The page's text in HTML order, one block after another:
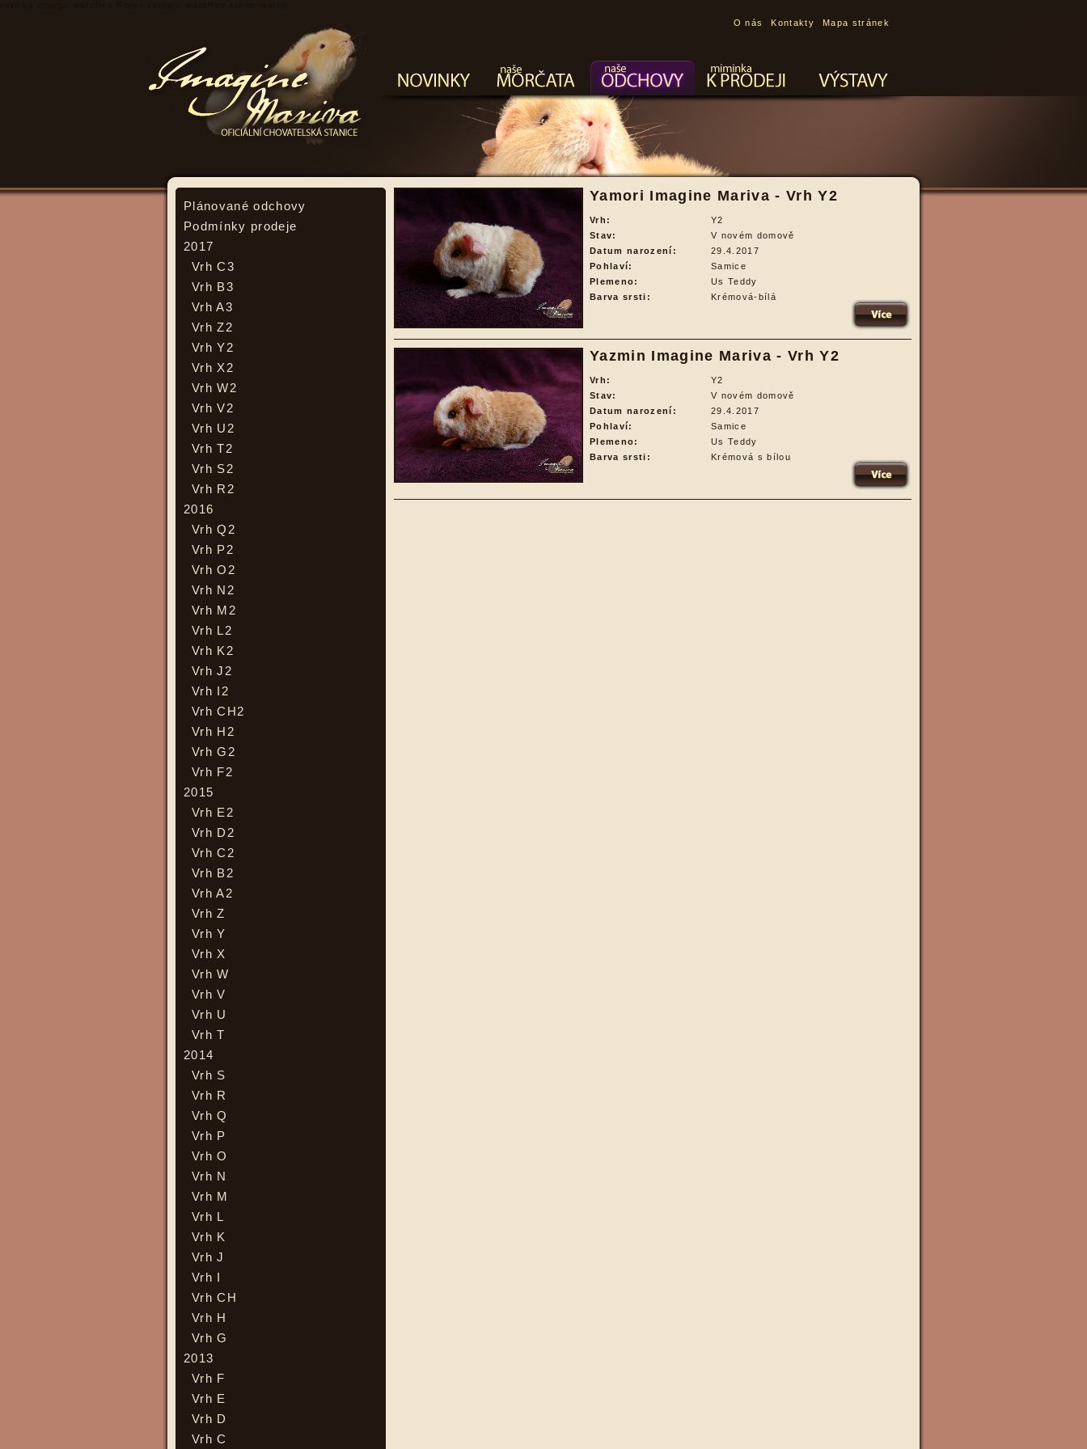
Mapa stránek
Kontakty
O nás
Plánované odchovy
Podmínky prodeje
2017
Vrh C3
Vrh B3
Vrh A3
Vrh Z2
Vrh Y2
Vrh X2
Vrh W2
Vrh V2
Vrh U2
Vrh T2
Vrh S2
Vrh R2
2016
Vrh Q2
Vrh P2
Vrh O2
Vrh N2
Vrh M2
Vrh L2
Vrh K2
Vrh J2
Vrh I2
Vrh CH2
Vrh H2
Vrh G2
Vrh F2
2015
Vrh E2
Vrh D2
Vrh C2
Vrh B2
Vrh A2
Vrh Z
Vrh Y
Vrh X
Vrh W
Vrh V
Vrh U
Vrh T
2014
Vrh S
Vrh R
Vrh Q
Vrh P
Vrh O
Vrh N
Vrh M
Vrh L
Vrh K
Vrh J
Vrh I
Vrh CH
Vrh H
Vrh G
2013
Vrh F
Vrh E
Vrh D
Vrh C
Yamori Imagine Mariva - Vrh Y2
Vrh:
Y2
Stav:
V novém domově
Datum narození:
29.4.2017
Pohlaví:
Samice
Plemeno:
Us Teddy
Barva srsti:
Krémová-bílá
více
Yazmin Imagine Mariva - Vrh Y2
Vrh:
Y2
Stav:
V novém domově
Datum narození:
29.4.2017
Pohlaví:
Samice
Plemeno:
Us Teddy
Barva srsti:
Krémová s bílou
více